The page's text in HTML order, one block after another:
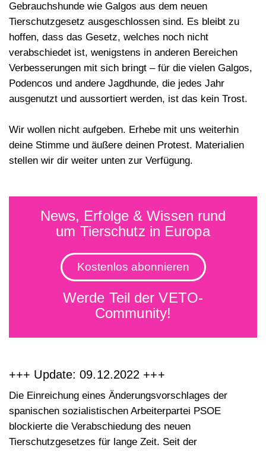
Gebrauchshunde wie Galgos aus dem neuen
Tierschutzgesetz ausgeschlossen sind. Es bleibt zu
hoffen, dass das Gesetz, welches noch nicht
verabschiedet ist, wenigstens in anderen Bereichen
Verbesserungen mit sich bringt – für die vielen Galgos,
Podencos und andere Jagdhunde, die jedes Jahr
ausgenutzt und aussortiert werden, ist das kein Trost.
Wir wollen nicht aufgeben. Erhebe mit uns weiterhin
deine Stimme und äußere deinen Protest. Materialien
stellen wir dir weiter unten zur Verfügung.
News, Erfolge & Wissen rund
um Tierschutz in Europa
Kostenlos abonnieren
Werde Teil der VETO-
Community!
+++ Update: 09.12.2022 +++
Die Einreichung eines Änderungsvorschlages der
spanischen sozialistischen Arbeiterpartei PSOE
blockierte die Verabschiedung des neuen
Tierschutzgesetzes für lange Zeit. Seit der